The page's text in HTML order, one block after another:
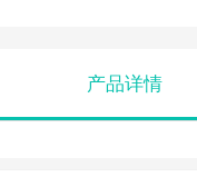
产品详情